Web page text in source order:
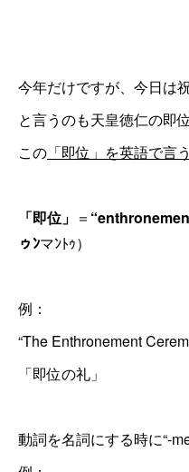
今年だけですが、今日は
と言うのも天皇徳仁の即
この 「即位」を英語で言
「即位」 ＝
ゥﾝマﾝﾄｩ）
例：
“The Enthronement
「即位の礼」
動詞を名詞にする時に“-